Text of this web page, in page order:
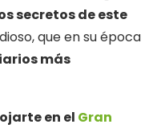
secretos de este
que en su época
más
en el Gran